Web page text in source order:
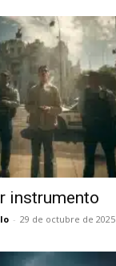
instrumento
- 29 de octubre de 2025